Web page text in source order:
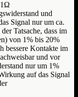
und
Signal nur um ca.
Tatsache, dass im
von 1% bis 20%
bessere Kontakte im
und vor
nur um 1%
auf das Signal